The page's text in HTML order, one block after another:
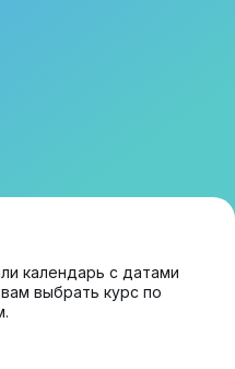
календарь с датами
выбрать курс по